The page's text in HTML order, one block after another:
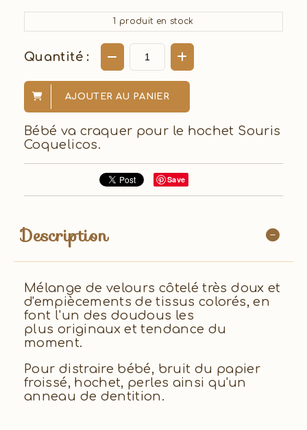
1 produit en stock
Quantité :
AJOUTER AU PANIER
Bébé va craquer pour le hochet Souris
Coquelicos.
Save
Description
Mélange de velours côtelé très doux et
d'empiècements de tissus colorés, en
font l'un des doudous les
plus originaux et tendance du
moment.
Pour distraire bébé, bruit du papier
froissé, hochet, perles ainsi qu'un
anneau de dentition.